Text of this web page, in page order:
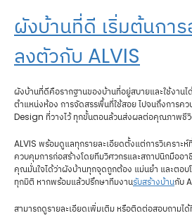
ผังบ้านที่ดี เริ่มต้นกา
ลงตัวกับ ALVIS
ผังบ้านที่ดีคือรากฐานของบ้านที่อยู่สบายและใช้งานไ
ตำแหน่งห้อง การจัดสรรพื้นที่ใช้สอย ไปจนถึงการค
Design ที่วางไว้ ทุกขั้นตอนล้วนส่งผลต่อคุณภาพชี
ALVIS พร้อมดูแลทุกรายละเอียดตั้งแต่การวิเคราะ
ควบคุมการก่อสร้างโดยทีมวิศวกรและสถาปนิกมืออ
คุณมั่นใจได้ว่าผังบ้านทุกจุดถูกต้อง แม่นยำ และตอ
ทุกมิติ หากพร้อมแล้วปรึกษาทีมงานรับสร้างบ้านกับ
สามารถดูรายละเอียดเพิ่มเติม หรือติดต่อสอบถามได้